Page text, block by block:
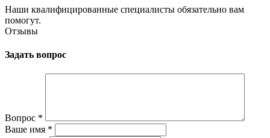
Наши квалифицированные специалисты обязательно вам
помогут.
Отзывы
Задать вопрос
Вопрос *
Ваше имя *